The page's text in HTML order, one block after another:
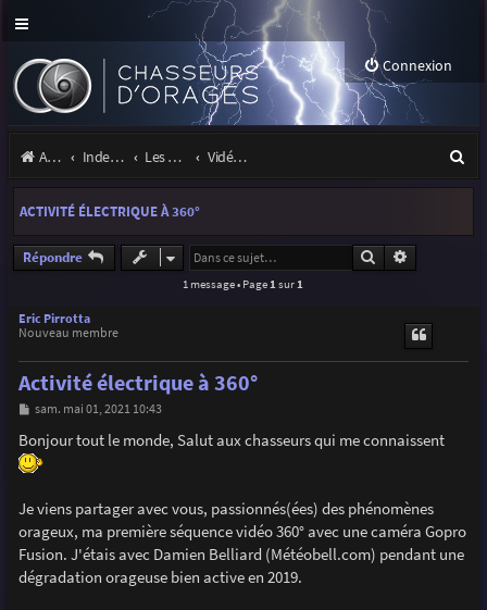
Connexion
Accueil Index du forum Les orages Vidéos d'orages
e
ACTIVITÉ ÉLECTRIQUE À 360°
Répondre Rechercher
1 message • Page 1 sur 1
Eric Pirrotta
Nouveau membre
Activité électrique à 360°
M
s
s
a
g
sam. mai 01, 2021 10:43
Bonjour tout le monde, Salut aux chasseurs qui me connaissent
Je viens partager avec vous, passionnés(ées) des phénomènes
orageux, ma première séquence vidéo 360° avec une caméra Gopro
Fusion. J'étais avec Damien Belliard (Météobell.com) pendant une
dégradation orageuse bien active en 2019.